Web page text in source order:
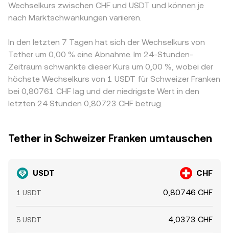
Wechselkurs zwischen CHF und USDT und können je
nach Marktschwankungen variieren.
In den letzten 7 Tagen hat sich der Wechselkurs von
Tether um 0,00 % eine Abnahme. Im 24-Stunden-
Zeitraum schwankte dieser Kurs um 0,00 %, wobei der
höchste Wechselkurs von 1 USDT für Schweizer Franken
bei 0,80761 CHF lag und der niedrigste Wert in den
letzten 24 Stunden 0,80723 CHF betrug.
Tether in Schweizer Franken umtauschen
USDT CHF
1 USDT 0,80746 CHF
5 USDT 4,0373 CHF